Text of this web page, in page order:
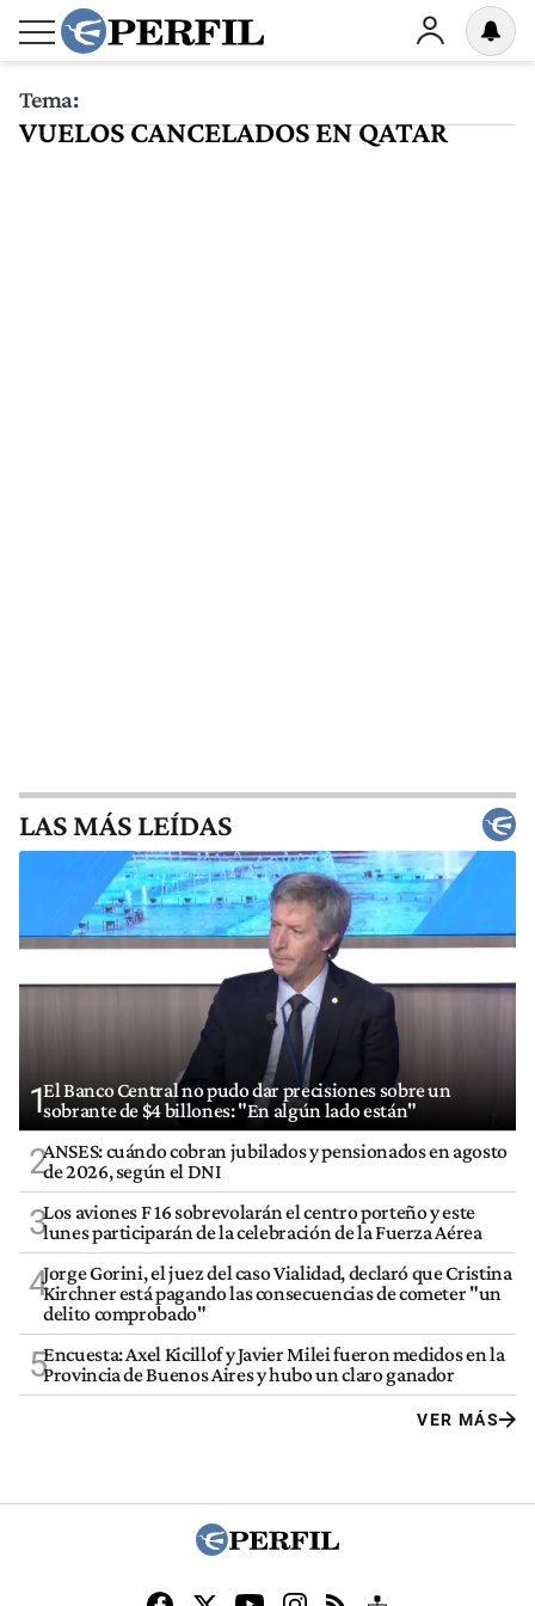
Tema:
VUELOS CANCELADOS EN QATAR
LAS MÁS LEÍDAS
1El Banco Central no pudo dar precisiones sobre un
sobrante de $4 billones: "En algún lado están"
2ANSES: cuándo cobran jubilados y pensionados en agosto
de 2026, según el DNI
3Los aviones F 16 sobrevolarán el centro porteño y este
lunes participarán de la celebración de la Fuerza Aérea
4Jorge Gorini, el juez del caso Vialidad, declaró que Cristina
Kirchner está pagando las consecuencias de cometer "un
delito comprobado"
5Encuesta: Axel Kicillof y Javier Milei fueron medidos en la
Provincia de Buenos Aires y hubo un claro ganador
VER MÁS